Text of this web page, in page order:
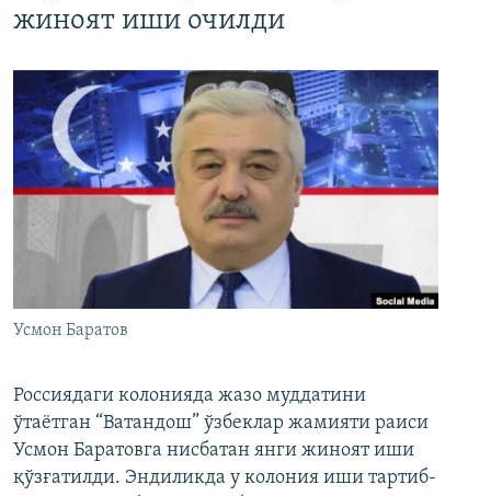
жиноят иши очилди
Усмон Баратов
Россиядаги колонияда жазо муддатини
ўтаётган “Ватандош” ўзбеклар жамияти раиси
Усмон Баратовга нисбатан янги жиноят иши
қўзғатилди. Эндиликда у колония иши тартиб-